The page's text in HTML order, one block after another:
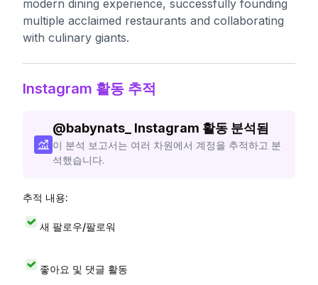
modern dining experience, successfully founding
multiple acclaimed restaurants and collaborating
with culinary giants.
Instagram 활동 추적
@babynats_ Instagram 활동 분석됨
이 분석 보고서는 여러 차원에서 계정을 추적하고 분
석했습니다.
추적 내용:
새 팔로우/팔로워
좋아요 및 댓글 활동